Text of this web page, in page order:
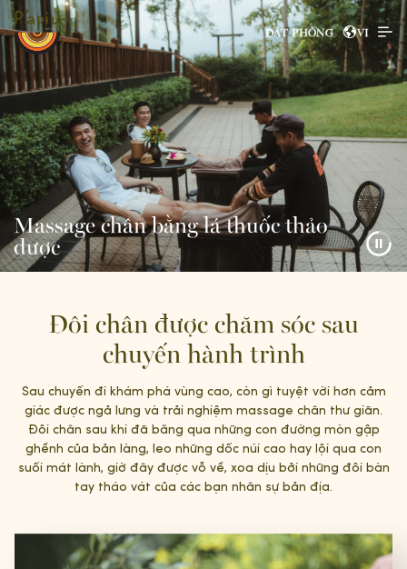
VI
ĐẶT PHÒNG
Massage chân bằng lá thuốc thảo
dược
Đôi chân được chăm sóc sau
chuyến hành trình
Sau chuyến đi khám phá vùng cao, còn gì tuyệt vời hơn cảm
giác được ngả lưng và trải nghiệm massage chân thư giãn.
Đôi chân sau khi đã băng qua những con đường mòn gập
ghềnh của bản làng, leo những dốc núi cao hay lội qua con
suối mát lành, giờ đây được vỗ về, xoa dịu bởi những đôi bàn
tay tháo vát của các bạn nhân sự bản địa.